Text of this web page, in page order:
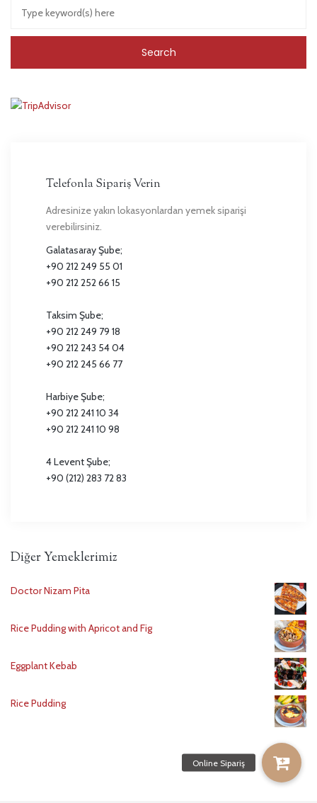
Telefonla Sipariş Verin
Adresinize yakın lokasyonlardan yemek siparişi
verebilirsiniz.
Galatasaray Şube;
+90 212 249 55 01
+90 212 252 66 15
Taksim Şube;
+90 212 249 79 18
+90 212 243 54 04
+90 212 245 66 77
Harbiye Şube;
+90 212 241 10 34
+90 212 241 10 98
4 Levent Şube;
+90 (212) 283 72 83
Diğer Yemeklerimiz
Doctor Nizam Pita
Rice Pudding with Apricot and Fig
Eggplant Kebab
Rice Pudding